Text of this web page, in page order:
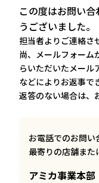
この度はお問い
うございました。
担当者よりご連絡さ
尚、メールフォーム
らいただいたメール
などによりお返事で
返答のない場合は、
お電話でのお問い
最寄りの店舗また
アミカ事業本部